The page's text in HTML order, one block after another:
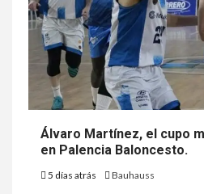
Álvaro Martínez, el cupo
en Palencia Baloncesto.
5 días atrás Bauhauss